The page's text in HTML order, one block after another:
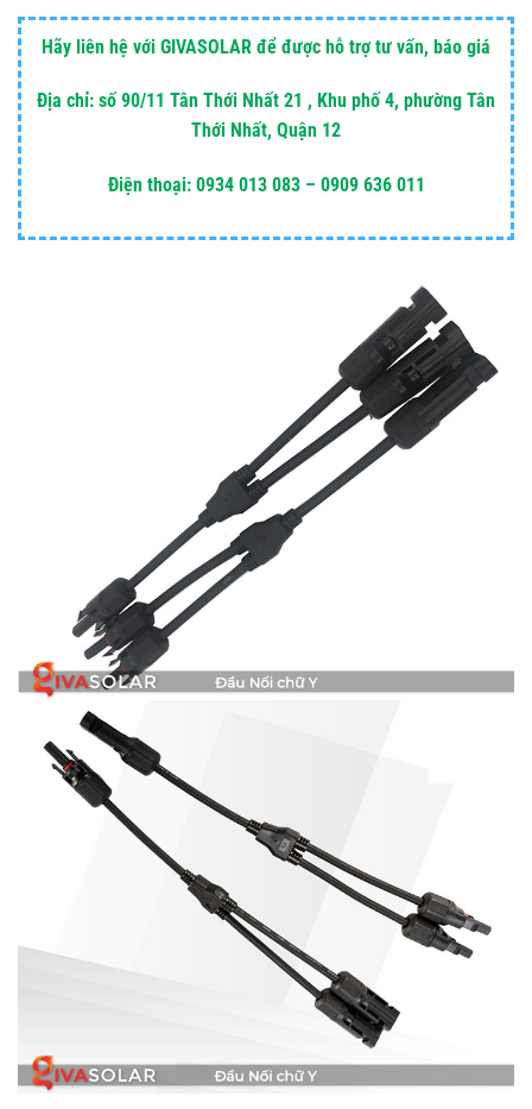
Hãy liên hệ với GIVASOLAR để được hỗ trợ tư vấn, báo giá
Địa chỉ: số 90/11 Tân Thới Nhất 21 , Khu phố 4, phường Tân
Thới Nhất, Quận 12
Điện thoại: 0934 013 083 – 0909 636 011